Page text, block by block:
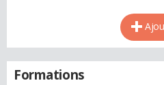
Formations